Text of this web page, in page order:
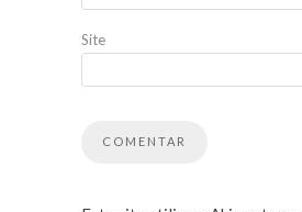
Site